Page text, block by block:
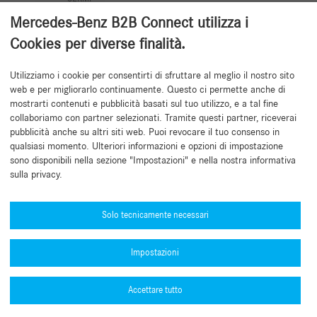
Mercedes-Benz B2B Connect utilizza i
Cookies per diverse finalità.
Utilizziamo i cookie per consentirti di sfruttare al meglio il nostro sito
web e per migliorarlo continuamente. Questo ci permette anche di
mostrarti contenuti e pubblicità basati sul tuo utilizzo, e a tal fine
collaboriamo con partner selezionati. Tramite questi partner, riceverai
pubblicità anche su altri siti web. Puoi revocare il tuo consenso in
qualsiasi momento. Ulteriori informazioni e opzioni di impostazione
sono disponibili nella sezione "Impostazioni" e nella nostra informativa
sulla privacy.
Solo tecnicamente necessari
Impostazioni
Accettare tutto
Torna all'inizio
Bisogno di aiuto?
Mercedes-Benz Global Training
Notizie